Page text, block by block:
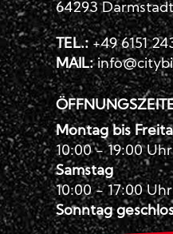
64293 Darmstadt
TEL.:+49 6151
MAIL:
Montag bis
10:00 - 19:00 Uhr
Samstag
10:00 - 17:00 Uhr
Sonntag